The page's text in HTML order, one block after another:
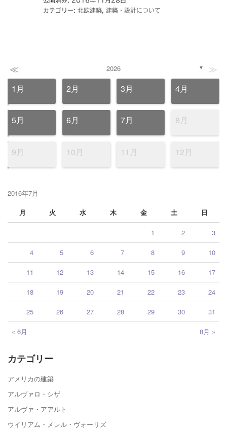
カテゴリー: 北欧建築 建築・設計について
≪ 2026 ▼ ≫
1月 2月 3月 4月
5月 6月 7月 8月
9月 10月 11月 12月
2016年7月
月
火 水 木 金 土 日
« 6月 8月 »
1 2 3
4 5 6 7 8 9 10
11 12 13 14 15 16 17
18 19 20 21 22 23 24
25 26 27 28 29 30 31
カテゴリー
アメリカの建築
アルヴァロ・シザ
アルヴァ・アアルト
ウイリアム・メレル・ヴォーリズ